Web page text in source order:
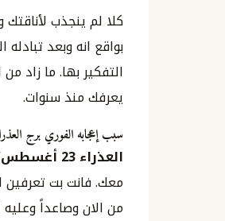
كلا لم ينجذب
بواقع انه وبعد
التفكير بها. ما زاد
يعرفك منذ سنوات.
سبب إعجابه الفوري برج
العذراء23 أغسطس
معك. فانت بت تعرفين
من الان وصاعداً